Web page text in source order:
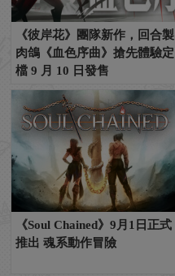
《彼岸花》團隊新作，回合製
肉鴿《血色序曲》搶先體驗定
檔 9 月 10 日發售
《Soul Chained》9月1日正式
推出 魂系動作冒險